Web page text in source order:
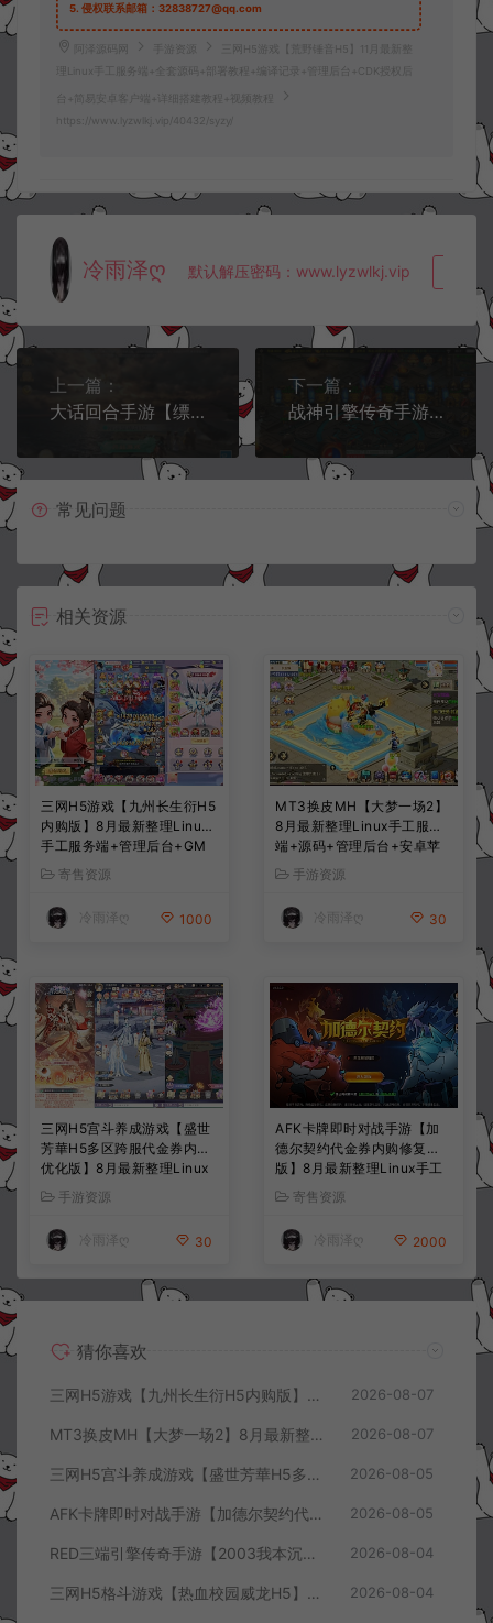
5. 侵权联系邮箱：32838727@qq.com
阿泽源码网 手游资源
三网H5游戏【荒野锤音H5】11月最新整
理Linux手工服务端+全套源码+部署教程+编译记录+管理后台+CDK授权后
台+简易安卓客户端+详细搭建教程+视频教程
https://www.lyzwlkj.vip/40432/syzy/
冷雨泽ღ 默认解压密码：www.lyzwlkj.vip
上一篇：
大话回合手游【缥缈西游之渡劫独步天下完善版】2月最新整理Linux手工服务端+定制后台+CDK授权后台+安卓苹果双端+详细搭建教程+视频教程
下一篇：
战神引擎传奇手游【神墓七大陆单职业修复版】2月最新整理Win一键服务端+GM授权后台+安卓苹果双端+详细搭建教程+视频教程
常见问题
相关资源
三网H5游戏【九州长生衍H5
内购版】8月最新整理Linux
手工服务端+管理后台+GM
授权后台+简易安卓客户端
+详细搭建教程+视频教程
寄售资源
冷雨泽ღ 1000
MT3换皮MH【大梦一场2】
8月最新整理Linux手工服务
端+源码+管理后台+安卓苹
果双端+详细搭建教程+视频
教程
手游资源
冷雨泽ღ 30
三网H5宫斗养成游戏【盛世
芳華H5多区跨服代金券内购
优化版】8月最新整理Linux
手工服务端+CDK授权后台
+全资源安卓+详细搭建教程
+视频教程
手游资源
冷雨泽ღ 30
AFK卡牌即时对战手游【加
德尔契约代金券内购修复
版】8月最新整理Linux手工
服务端+前后端全套源码+CD
K授权后台+安卓苹果双端
+详细搭建教程+视频教程
寄售资源
冷雨泽ღ 2000
猜你喜欢
三网H5游戏【九州长生衍H5内购版】8月最新整理Linux手工服务端+管理后台+GM授权后台+简易安卓客户端+详细搭建教程+视频教程 2026-08-07
MT3换皮MH【大梦一场2】8月最新整理Linux手工服务端+源码+管理后台+安卓苹果双端+详细搭建教程+视频教程 2026-08-07
三网H5宫斗养成游戏【盛世芳華H5多区跨服代金券内购优化版】8月最新整理Linux手工服务端+CDK授权后台+全资源安卓+详细搭建教程+视频教程 2026-08-05
AFK卡牌即时对战手游【加德尔契约代金券内购修复版】8月最新整理Linux手工服务端+前后端全套源码+CDK授权后台+安卓苹果双端+详细搭建教程+视频教程 2026-08-05
RED三端引擎传奇手游【2003我本沉默三职业】8月最新整理Win一键服务端+PC安卓+详细搭建教程 2026-08-04
三网H5格斗游戏【热血校园威龙H5】8月最新整理Linux手工服务端+Win一键服务端+解压即玩+简易安卓客户端+详细搭建教程 2026-08-04